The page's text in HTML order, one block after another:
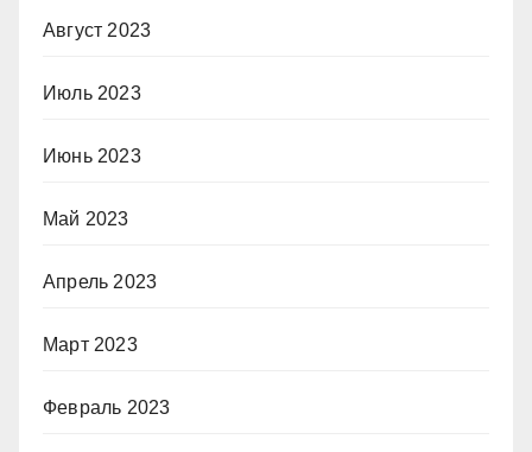
Август 2023
Июль 2023
Июнь 2023
Май 2023
Апрель 2023
Март 2023
Февраль 2023